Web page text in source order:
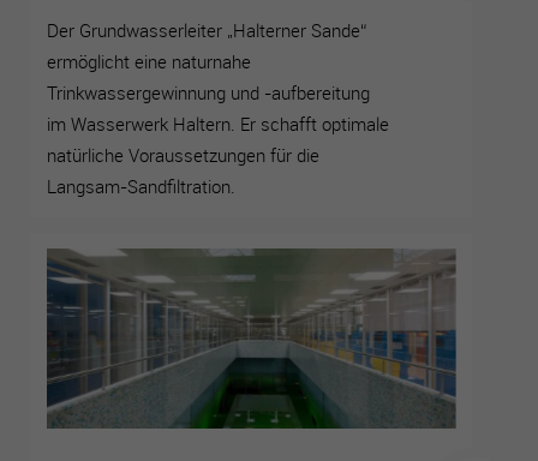
Der Grundwasserleiter „Halterner Sande“
ermöglicht eine naturnahe
Trinkwassergewinnung und -aufbereitung
im Wasserwerk Haltern. Er schafft optimale
natürliche Voraussetzungen für die
Langsam-Sandfiltration.